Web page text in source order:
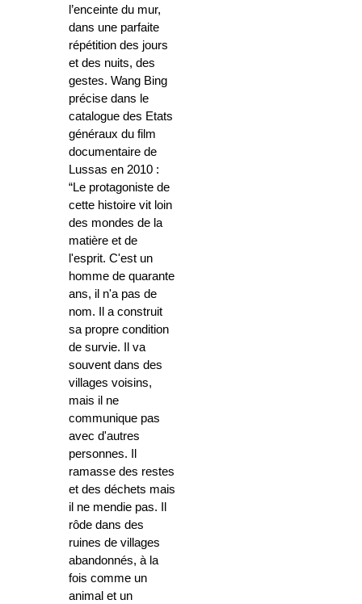
l’enceinte du mur,
dans une parfaite
répétition des jours
et des nuits, des
gestes. Wang Bing
précise dans le
catalogue des Etats
généraux du film
documentaire de
Lussas en 2010 :
“Le protagoniste de
cette histoire vit loin
des mondes de la
matière et de
l'esprit. C'est un
homme de quarante
ans, il n'a pas de
nom. Il a construit
sa propre condition
de survie. Il va
souvent dans des
villages voisins,
mais il ne
communique pas
avec d'autres
personnes. Il
ramasse des restes
et des déchets mais
il ne mendie pas. Il
rôde dans des
ruines de villages
abandonnés, à la
fois comme un
animal et un